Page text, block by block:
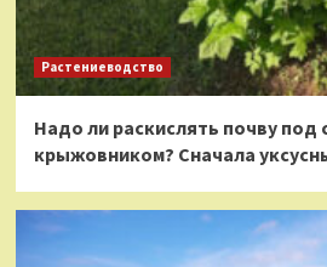
Растениеводство
Надо ли раскислять почву под
крыжовником? Сначала